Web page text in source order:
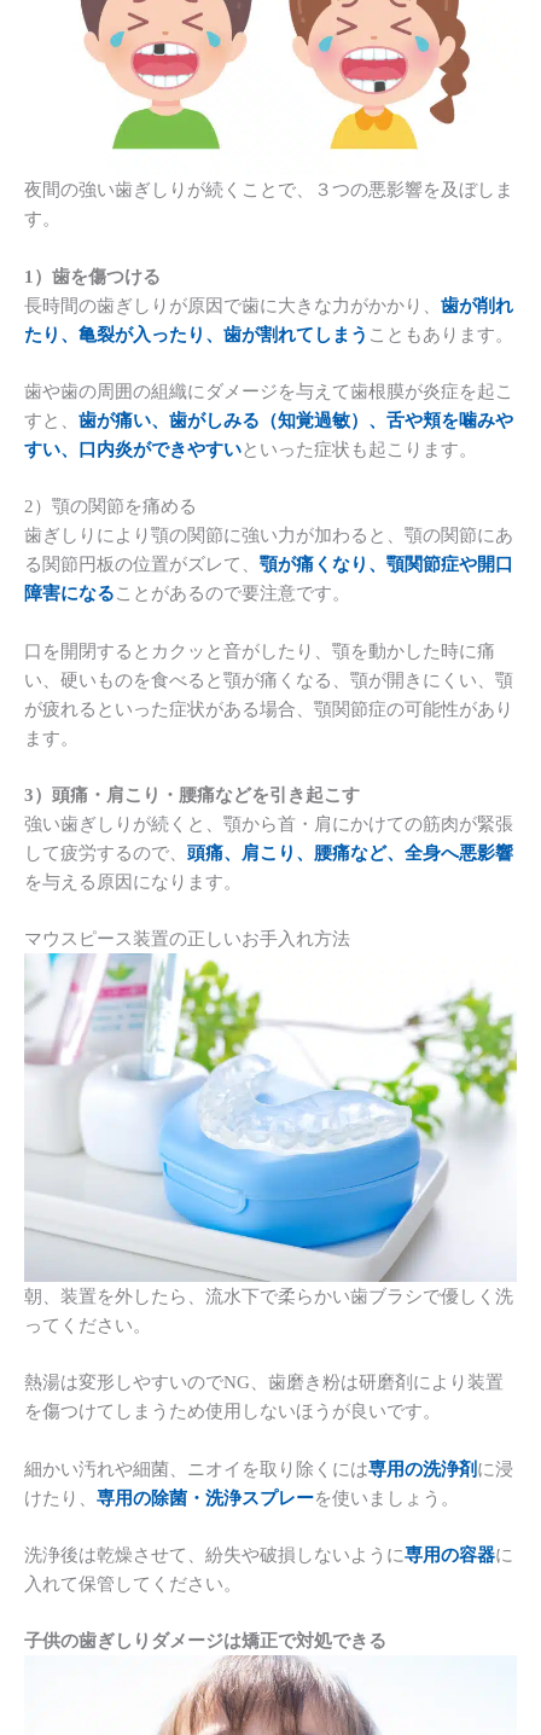
夜間の強い歯ぎしりが続くことで、３つの悪影響を及ぼしま
す。
1）歯を傷つける
長時間の歯ぎしりが原因で歯に大きな力がかかり、 歯が削れ
たり、亀裂が入ったり、歯が割れてしまう こともあります。
歯や歯の周囲の組織にダメージを与えて歯根膜が炎症を起こ
すと、 歯が痛い、歯がしみる（知覚過敏）、舌や頬を噛みや
すい、口内炎ができやすいといった症状も起こります。
2）顎の関節を痛める
歯ぎしりにより顎の関節に強い力が加わると、顎の関節にあ
る関節円板の位置がズレて、 顎が痛くなり、顎関節症や開口
障害になることがあるので要注意です。
口を開閉するとカクッと音がしたり、顎を動かした時に痛
い、硬いものを食べると顎が痛くなる、顎が開きにくい、顎
が疲れるといった症状がある場合、顎関節症の可能性があり
ます。
3）頭痛・肩こり・腰痛などを引き起こす
強い歯ぎしりが続くと、顎から首・肩にかけての筋肉が緊張
して疲労するので、 頭痛、肩こり、腰痛など、全身へ悪影響
を与える原因になります。
マウスピース装置の正しいお手入れ方法
朝、装置を外したら、流水下で柔らかい歯ブラシで優しく洗
ってください。
熱湯は変形しやすいのでNG、歯磨き粉は研磨剤により装置
を傷つけてしまうため使用しないほうが良いです。
細かい汚れや細菌、ニオイを取り除くには専用の洗浄剤 に浸
けたり、 専用の除菌・洗浄スプレーを使いましょう。
洗浄後は乾燥させて、紛失や破損しないように専用の容器に
入れて保管してください。
子供の歯ぎしりダメージは矯正で対処できる